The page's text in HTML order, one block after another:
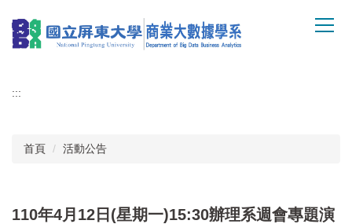
到
主
容
:::
首頁 活動公告
110年4月12日(星期一)15:30辦理系週會專題演